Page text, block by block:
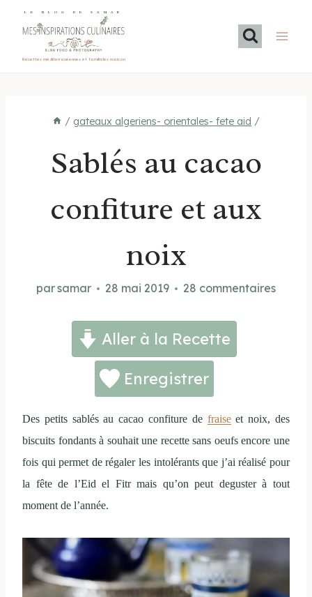
LE BLOG DE SAMAR
Recettes méditerranéennes et familiales maison
/ gateaux algeriens- orientales- fete aid /
Sablés au cacao
confiture et aux
noix
parsamar 28 mai 2019 28 commentaires
Aller à la Recette
Enregistrer
Des petits sablés au cacao confiture de fraiseet noix, des
biscuits fondants à souhait une recette sans oeufs encore une
fois qui permet de régaler les intolérants que j’ai réalisé pour
la fête de l’Eid el Fitr mais qu’on peut deguster à tout
moment de l’année.